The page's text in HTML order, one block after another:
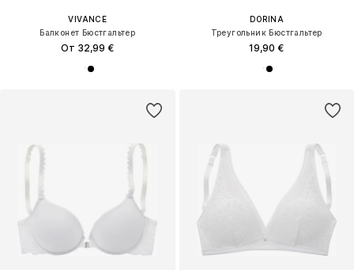
VIVANCE
Балконет Бюстгальтер
От 32,99 €
DORINA
Треугольник Бюстгальтер
19,90 €